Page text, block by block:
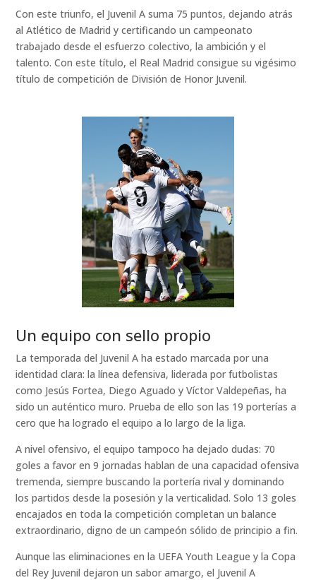
Con este triunfo, el Juvenil A suma 75 puntos, dejando atrás
al Atlético de Madrid y certificando un campeonato
trabajado desde el esfuerzo colectivo, la ambición y el
talento. Con este título, el Real Madrid consigue su vigésimo
título de competición de División de Honor Juvenil.
Un equipo con sello propio
La temporada del Juvenil A ha estado marcada por una
identidad clara: la línea defensiva, liderada por futbolistas
como Jesús Fortea, Diego Aguado y Víctor Valdepeñas, ha
sido un auténtico muro. Prueba de ello son las 19 porterías a
cero que ha logrado el equipo a lo largo de la liga.
A nivel ofensivo, el equipo tampoco ha dejado dudas: 70
goles a favor en 9 jornadas hablan de una capacidad ofensiva
tremenda, siempre buscando la portería rival y dominando
los partidos desde la posesión y la verticalidad. Solo 13 goles
encajados en toda la competición completan un balance
extraordinario, digno de un campeón sólido de principio a fin.
Aunque las eliminaciones en la UEFA Youth League y la Copa
del Rey Juvenil dejaron un sabor amargo, el Juvenil A